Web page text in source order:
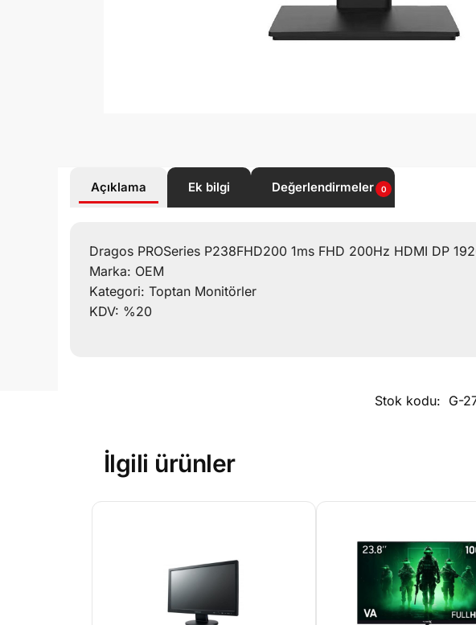
Açıklama Ek bilgi Değerlendirmeler 0
Dragos PROSeries P238FHD200 1ms FHD 200Hz HDMI DP
Marka: OEM
Kategori: Toptan Monitörler
KDV: %20
Stok kodu: G-
İlgili ürünler